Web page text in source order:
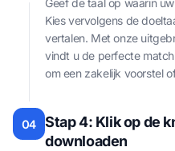
Geef de taal op waarin
Kies vervolgens de
vertalen. Met onze
vindt u de perfecte
om een zakelijk voorstel
04
Stap 4: Klik op de
downloaden